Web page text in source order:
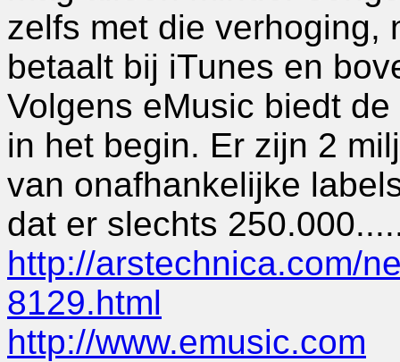
zelfs met die verhoging,
betaalt bij iTunes en
Volgens eMusic biedt
in het begin. Er zijn 2
van onafhankelijke
dat er slechts
http://arstechnica.com/
8129.html
http://www.emusic.com